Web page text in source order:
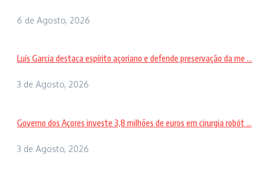
6 de Agosto, 2026
Luís Garcia destaca espírito açoriano e defende preservação da me ...
3 de Agosto, 2026
Governo dos Açores investe 3,8 milhões de euros em cirurgia robót ...
3 de Agosto, 2026